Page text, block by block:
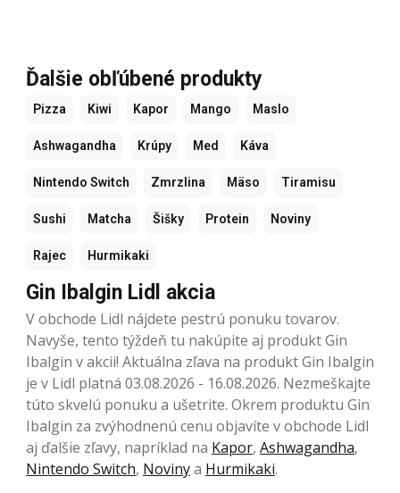
Ďalšie obľúbené produkty
Pizza Kiwi Kapor Mango Maslo
Ashwagandha Krúpy Med Káva
Nintendo Switch Zmrzlina Mäso Tiramisu
Sushi Matcha Šišky Protein Noviny
Rajec Hurmikaki
Gin Ibalgin Lidl akcia
V obchode Lidl nájdete pestrú ponuku tovarov.
Navyše, tento týždeň tu nakúpite aj produkt Gin
Ibalgin v akcii! Aktuálna zľava na produkt Gin Ibalgin
je v Lidl platná 03.08.2026 - 16.08.2026. Nezmeškajte
túto skvelú ponuku a ušetrite. Okrem produktu Gin
Ibalgin za zvýhodnenú cenu objavíte v obchode Lidl
aj ďalšie zľavy, napríklad na Kapor, Ashwagandha,
Nintendo Switch, Novinya Hurmikaki.